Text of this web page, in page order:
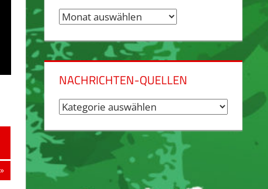
Nachrichten-
NACHRICHTEN-QUELLEN
Nachrichten-